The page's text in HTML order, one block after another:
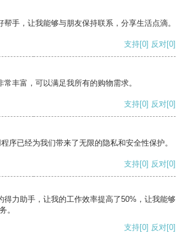
帮手，让我能够与朋友保持联系，分享生活点滴。
支持[0] 反对[0]
丰富，可以满足我所有的购物需求。
支持[0] 反对[0]
序已经为我们带来了无限的隐私和安全性保护。
支持[0] 反对[0]
得力助手，让我的工作效率提高了50%，让我能够
。
支持[0] 反对[0]